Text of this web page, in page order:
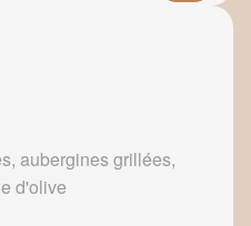
aubergines grillées,
d'olive